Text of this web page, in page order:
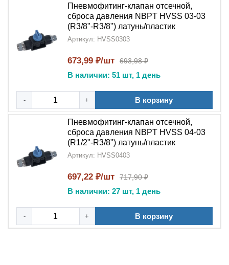
позволяет легко проверять и обслуживать клапан
Промышленное качество–
продукцияNBPTсоответствует строгим
международным стандартам
Пневмофитинг-клапан отсечной NBPT HVSS
, сочетающее надежность
защитными функциямиклапана отсечноготипа,
разработанное для ответственных промышленных
Пневмофитинг-клапан отсечной,
сброса давления NBPT HVSS 03-03
(R3/8"-R3/8") латунь/пластик
Артикул: HVSS0303
673,99 ₽/шт 693,98 ₽
В наличии: 51 шт, 1 день
- + В корзину
Пневмофитинг-клапан отсечной,
сброса давления NBPT HVSS 04-03
(R1/2"-R3/8") латунь/пластик
Артикул: HVSS0403
697,22 ₽/шт 717,90 ₽
В наличии: 27 шт, 1 день
- + В корзину